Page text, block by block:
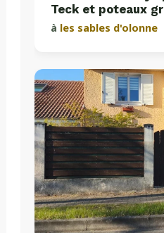
Teck et poteaux
plaques de
à les sables d'olonne